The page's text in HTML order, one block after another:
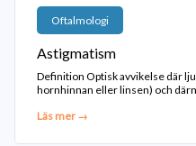
Oftalmologi
Astigmatism
Definition Optisk avvikelse där
hornhinnan eller linsen) och
Läs mer →